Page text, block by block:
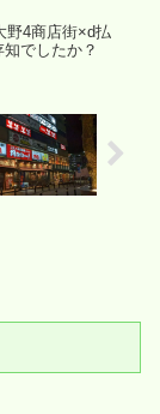
野4商店街×d払
でしたか？